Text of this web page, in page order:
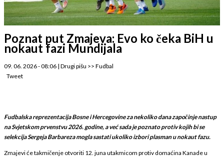
Poznat put Zmajeva: Evo ko čeka BiH u
nokaut fazi Mundijala
09. 06. 2026 - 08:06 | Drugi pišu >> Fudbal
Tweet
Fudbalska reprezentacija Bosne i Hercegovine za nekoliko dana započinje nastup
na Svjetskom prvenstvu 2026. godine, a već sada je poznato protiv kojih bi se
selekcija Sergeja Barbareza mogla sastati ukoliko izbori plasman u nokaut fazu.
Zmajevi će takmičenje otvoriti 12. juna utakmicom protiv domaćina Kanade u